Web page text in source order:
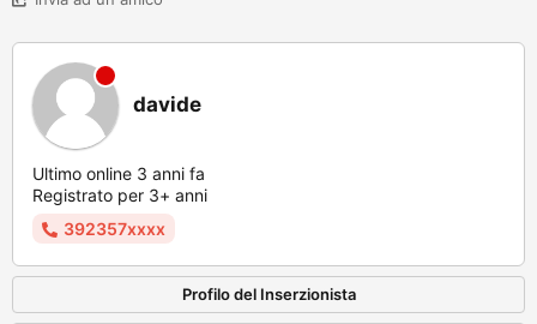
davide
Ultimo online 3 anni fa
Registrato per 3+ anni
392357xxxx
Profilo del Inserzionista